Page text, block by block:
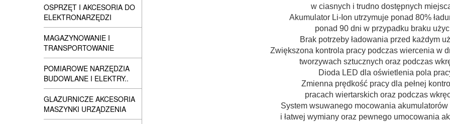
OSPRZĘT I AKCESORIA DO
ELEKTRONARZĘDZI
MAGAZYNOWANIE I
TRANSPORTOWANIE
POMIAROWE NARZĘDZIA
BUDOWLANE I ELEKTRY..
GLAZURNICZE AKCESORIA
MASZYNKI URZĄDZENIA
w ciasnych i trudno dostępnych
Akumulator Li-Ion utrzymuje ponad 80%
ponad 90 dni w przypadku braku
Brak potrzeby ładowania przed każdym
Zwiększona kontrola pracy podczas wiercenia w
tworzywach sztucznych oraz podczas
Dioda LED dla oświetlenia pola
Zmienna prędkość pracy dla pełnej
pracach wiertarskich oraz podczas
System wsuwanego mocowania
i łatwej wymiany oraz pewnego umocowania